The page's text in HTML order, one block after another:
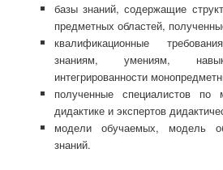
базы знаний, содержащие
предметных областей,
квалификационные
знаниям, умениям,
интегрированности
полученные специалистов по
дидактике и экспертов
модели обучаемых, модель
знаний.